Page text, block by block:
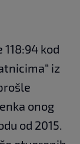
kod
iz
onog
od 2015.